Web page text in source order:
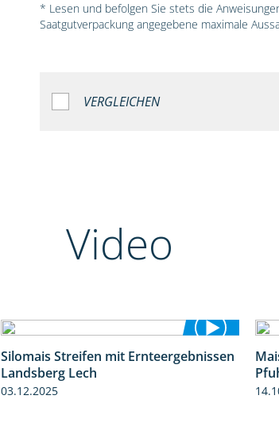
* Lesen und befolgen Sie stets die
Saatgutverpackung angegebene maximale
VERGLEICHEN
Video
11:01
Silomais Streifen mit Ernteergebnissen
Landsberg Lech
03.12.2025